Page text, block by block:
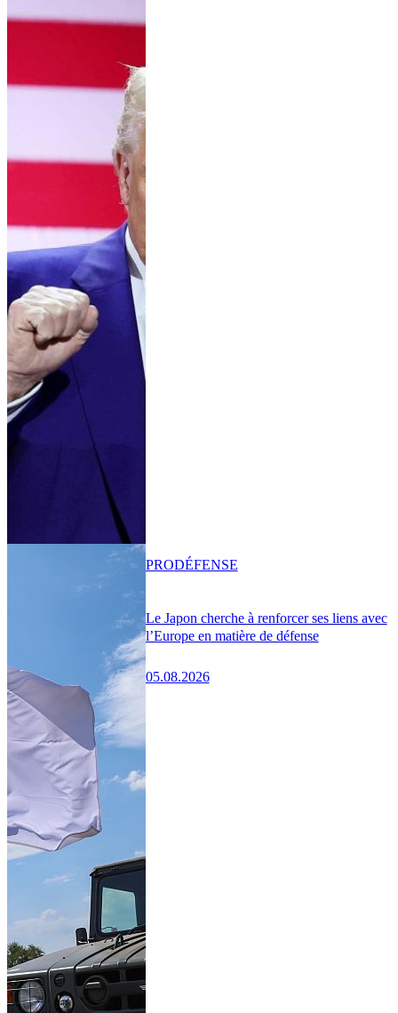
Le Japon cherche à renforcer ses liens avec
l’Europe en matière de défense
05.08.2026
PRODÉFENSE